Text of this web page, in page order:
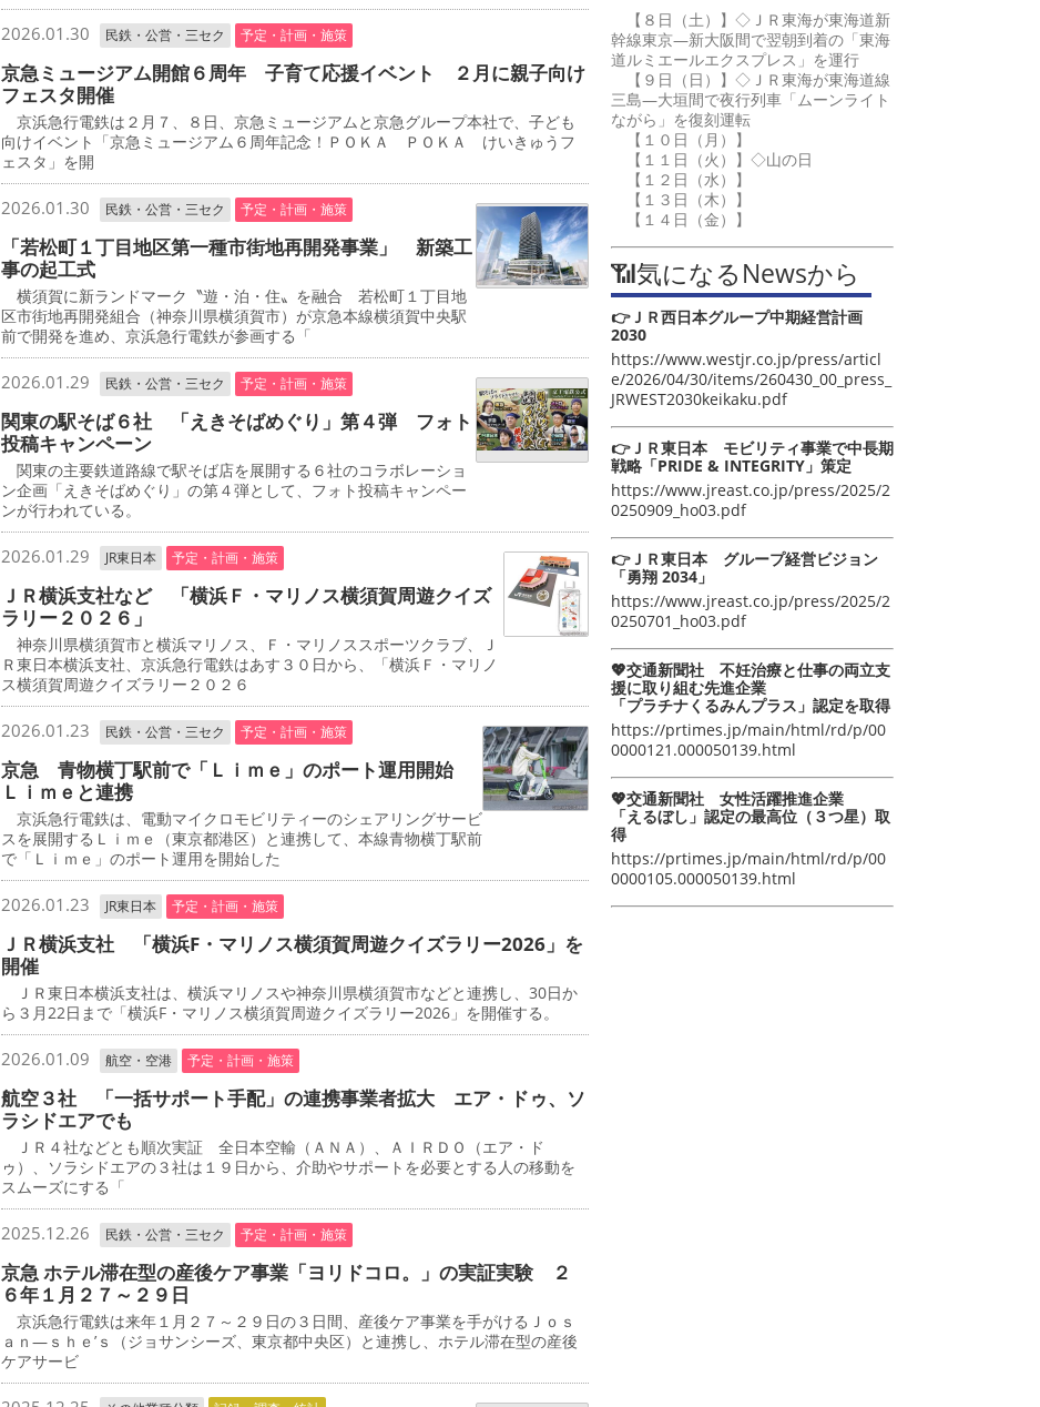
2026.01.30 民鉄・公営・三セク 予定・計画・施策
京急ミュージアム開館６周年 子育て応援イベント ２月に親子向け
フェスタ開催
京浜急行電鉄は２月７、８日、京急ミュージアムと京急グループ本社で、子ども
向けイベント「京急ミュージアム６周年記念！ＰＯＫＡ ＰＯＫＡ けいきゅうフ
ェスタ」を開
2026.01.30 民鉄・公営・三セク 予定・計画・施策
「若松町１丁目地区第一種市街地再開発事業」 新築工
事の起工式
横須賀に新ランドマーク〝遊・泊・住〟を融合 若松町１丁目地
区市街地再開発組合（神奈川県横須賀市）が京急本線横須賀中央駅
前で開発を進め、京浜急行電鉄が参画する「
2026.01.29 民鉄・公営・三セク 予定・計画・施策
関東の駅そば６社 「えきそばめぐり」第４弾 フォト
投稿キャンペーン
関東の主要鉄道路線で駅そば店を展開する６社のコラボレーショ
ン企画「えきそばめぐり」の第４弾として、フォト投稿キャンペー
ンが行われている。
2026.01.29 JR東日本 予定・計画・施策
ＪＲ横浜支社など 「横浜Ｆ・マリノス横須賀周遊クイズ
ラリー２０２６」
神奈川県横須賀市と横浜マリノス、Ｆ・マリノススポーツクラブ、Ｊ
Ｒ東日本横浜支社、京浜急行電鉄はあす３０日から、「横浜Ｆ・マリノ
ス横須賀周遊クイズラリー２０２６
2026.01.23 民鉄・公営・三セク 予定・計画・施策
京急 青物横丁駅前で「Ｌｉｍｅ」のポート運用開始
Ｌｉｍｅと連携
京浜急行電鉄は、電動マイクロモビリティーのシェアリングサービ
スを展開するＬｉｍｅ（東京都港区）と連携して、本線青物横丁駅前
で「Ｌｉｍｅ」のポート運用を開始した
2026.01.23 JR東日本 予定・計画・施策
ＪＲ横浜支社 「横浜F・マリノス横須賀周遊クイズラリー2026」を
開催
ＪＲ東日本横浜支社は、横浜マリノスや神奈川県横須賀市などと連携し、30日か
ら３月22日まで「横浜F・マリノス横須賀周遊クイズラリー2026」を開催する。
2026.01.09 航空・空港 予定・計画・施策
航空３社 「一括サポート手配」の連携事業者拡大 エア・ドゥ、ソ
ラシドエアでも
ＪＲ４社などとも順次実証 全日本空輸（ＡＮＡ）、ＡＩＲＤＯ（エア・ド
ゥ）、ソラシドエアの３社は１９日から、介助やサポートを必要とする人の移動を
スムーズにする「
2025.12.26 民鉄・公営・三セク 予定・計画・施策
京急 ホテル滞在型の産後ケア事業「ヨリドコロ。」の実証実験 ２
６年１月２７～２９日
京浜急行電鉄は来年１月２７～２９日の３日間、産後ケア事業を手がけるＪｏｓ
ａｎ―ｓｈｅ’ｓ（ジョサンシーズ、東京都中央区）と連携し、ホテル滞在型の産後
ケアサービ
【８日（土）】◇ＪＲ東海が東海道新
幹線東京―新大阪間で翌朝到着の「東海
道ルミエールエクスプレス」を運行
【９日（日）】◇ＪＲ東海が東海道線
三島―大垣間で夜行列車「ムーンライト
ながら」を復刻運転
【１０日（月）】
【１１日（火）】◇山の日
【１２日（水）】
【１３日（木）】
【１４日（金）】
📶気になるNewsから
👉ＪＲ西日本グループ中期経営計画
2030
https://www.westjr.co.jp/press/articl
e/2026/04/30/items/260430_00_press_
JRWEST2030keikaku.pdf
👉ＪＲ東日本 モビリティ事業で中長期
戦略「PRIDE & INTEGRITY」策定
https://www.jreast.co.jp/press/2025/2
0250909_ho03.pdf
👉ＪＲ東日本 グループ経営ビジョン
「勇翔 2034」
https://www.jreast.co.jp/press/2025/2
0250701_ho03.pdf
💖交通新聞社 不妊治療と仕事の両立支
援に取り組む先進企業
「プラチナくるみんプラス」認定を取得
https://prtimes.jp/main/html/rd/p/00
0000121.000050139.html
💖交通新聞社 女性活躍推進企業
「えるぼし」認定の最高位（３つ星）取
得
https://prtimes.jp/main/html/rd/p/00
0000105.000050139.html